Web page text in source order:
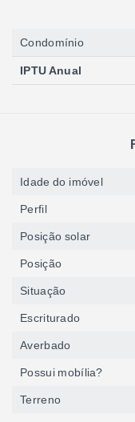
Condomínio
IPTU Anual
Idade do imóvel
Perfil
Posição solar
Posição
Situação
Escriturado
Averbado
Possui mobília?
Terreno